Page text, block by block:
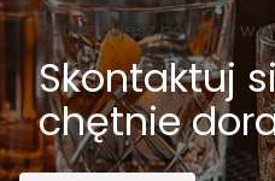
Potrzebujesz pomocy w
Skontaktuj
chętnie